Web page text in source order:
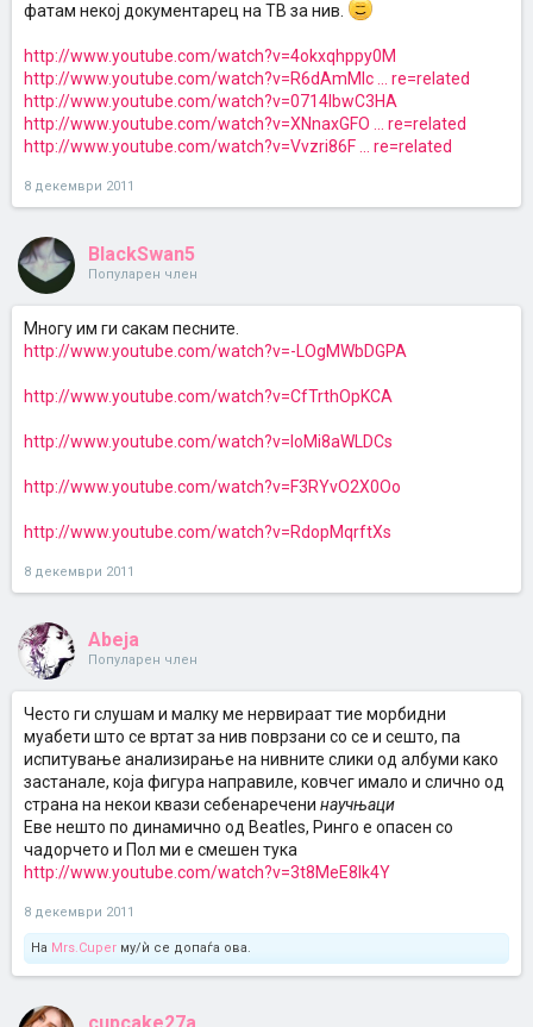
фатам некој документарец на ТВ за нив.
http://www.youtube.com/watch?v=4okxqhppy0M
http://www.youtube.com/watch?v=R6dAmMlc ... re=related
http://www.youtube.com/watch?v=0714IbwC3HA
http://www.youtube.com/watch?v=XNnaxGFO ... re=related
http://www.youtube.com/watch?v=Vvzri86F ... re=related
8 декември 2011
BlackSwan5
Популарен член
Многу им ги сакам песните.
http://www.youtube.com/watch?v=-LOgMWbDGPA
http://www.youtube.com/watch?v=CfTrthOpKCA
http://www.youtube.com/watch?v=IoMi8aWLDCs
http://www.youtube.com/watch?v=F3RYvO2X0Oo
http://www.youtube.com/watch?v=RdopMqrftXs
8 декември 2011
Abeja
Популарен член
Често ги слушам и малку ме нервираат тие морбидни
муабети што се вртат за нив поврзани со се и сешто, па
испитување анализирање на нивните слики од албуми како
застанале, која фигура направиле, ковчег имало и слично од
страна на некои квази себенаречени научњаци
Еве нешто по динамично од Beatles, Ринго е опасен со
чадорчето и Пол ми е смешен тука
http://www.youtube.com/watch?v=3t8MeE8Ik4Y
8 декември 2011
На Mrs.Cuper му/ѝ се допаѓа ова.